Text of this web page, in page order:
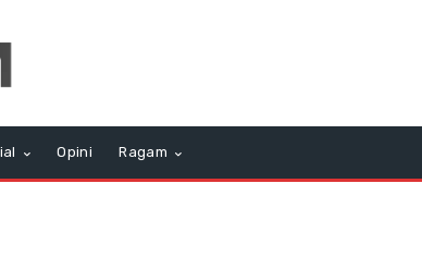
Opini Ragam